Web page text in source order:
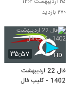
۲۷۰ بازدید
۳۵:۵۷ HD
فال 22 اردیبهشت
1402 - کلیپ فال